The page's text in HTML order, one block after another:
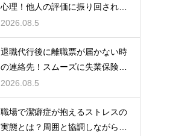
心理！他人の評価に振り回されな
いための術
2026.08.5
退職代行後に離職票が届かない時
の連絡先！スムーズに失業保険を
もらう術
2026.08.5
職場で潔癖症が抱えるストレスの
実態とは？周囲と協調しながら快